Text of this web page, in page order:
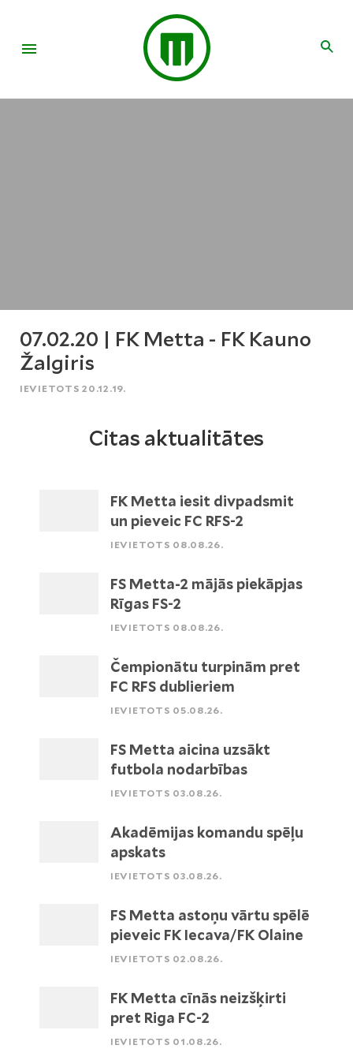
07.02.20 | FK Metta - FK Kauno
Žalgiris
IEVIETOTS 20.12.19.
Citas aktualitātes
FK Metta iesit divpadsmit
un pieveic FC RFS-2
IEVIETOTS 08.08.26.
FS Metta-2 mājās piekāpjas
Rīgas FS-2
IEVIETOTS 08.08.26.
Čempionātu turpinām pret
FC RFS dublieriem
IEVIETOTS 05.08.26.
FS Metta aicina uzsākt
futbola nodarbības
IEVIETOTS 03.08.26.
Akadēmijas komandu spēļu
apskats
IEVIETOTS 03.08.26.
FS Metta astoņu vārtu spēlē
pieveic FK Iecava/FK Olaine
IEVIETOTS 02.08.26.
FK Metta cīnās neizšķirti
pret Riga FC-2
IEVIETOTS 01.08.26.